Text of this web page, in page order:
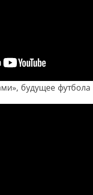
будущее